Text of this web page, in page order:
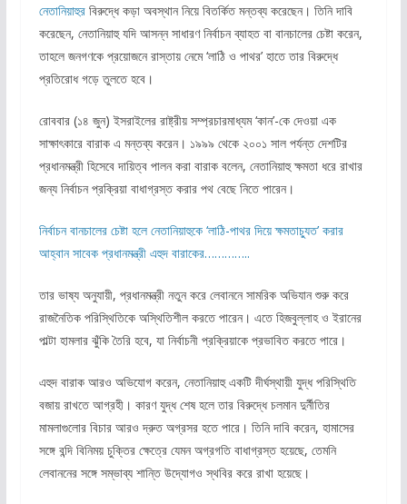
নেতানিয়াহুর বিরুদ্ধে কড়া অবস্থান নিয়ে বিতর্কিত মন্তব্য করেছেন। তিনি দাবি
করেছেন, নেতানিয়াহু যদি আসন্ন সাধারণ নির্বাচন ব্যাহত বা বানচালের চেষ্টা করেন,
তাহলে জনগণকে প্রয়োজনে রাস্তায় নেমে ‘লাঠি ও পাথর’ হাতে তার বিরুদ্ধে
প্রতিরোধ গড়ে তুলতে হবে।
রোববার (১৪ জুন) ইসরাইলের রাষ্ট্রীয় সম্প্রচারমাধ্যম ‘কান’-কে দেওয়া এক
সাক্ষাৎকারে বারাক এ মন্তব্য করেন। ১৯৯৯ থেকে ২০০১ সাল পর্যন্ত দেশটির
প্রধানমন্ত্রী হিসেবে দায়িত্ব পালন করা বারাক বলেন, নেতানিয়াহু ক্ষমতা ধরে রাখার
জন্য নির্বাচন প্রক্রিয়া বাধাগ্রস্ত করার পথ বেছে নিতে পারেন।
নির্বাচন বানচালের চেষ্টা হলে নেতানিয়াহুকে ‘লাঠি-পাথর দিয়ে ক্ষমতাচ্যুত’ করার
আহ্বান সাবেক প্রধানমন্ত্রী এহুদ বারাকের…………..
তার ভাষ্য অনুযায়ী, প্রধানমন্ত্রী নতুন করে লেবাননে সামরিক অভিযান শুরু করে
রাজনৈতিক পরিস্থিতিকে অস্থিতিশীল করতে পারেন। এতে হিজবুল্লাহ ও ইরানের
পাল্টা হামলার ঝুঁকি তৈরি হবে, যা নির্বাচনী প্রক্রিয়াকে প্রভাবিত করতে পারে।
এহুদ বারাক আরও অভিযোগ করেন, নেতানিয়াহু একটি দীর্ঘস্থায়ী যুদ্ধ পরিস্থিতি
বজায় রাখতে আগ্রহী। কারণ যুদ্ধ শেষ হলে তার বিরুদ্ধে চলমান দুর্নীতির
মামলাগুলোর বিচার আরও দ্রুত অগ্রসর হতে পারে। তিনি দাবি করেন, হামাসের
সঙ্গে বন্দি বিনিময় চুক্তির ক্ষেত্রে যেমন অগ্রগতি বাধাগ্রস্ত হয়েছে, তেমনি
লেবাননের সঙ্গে সম্ভাব্য শান্তি উদ্যোগও স্থবির করে রাখা হয়েছে।